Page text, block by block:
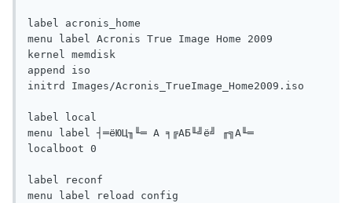
label acronis_home
menu label Acronis True Image Home 2009
kernel memdisk
append iso
initrd Images/Acronis_TrueImage_Home2009.iso
label local
menu label ┤═ёЮЦ╖╙═ А ╕╔АБ╙╝ё╝ ╓╗А╙═
localboot 0
label reconf
menu label reload config